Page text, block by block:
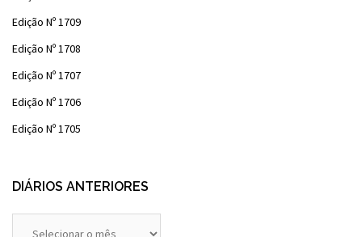
Edição Nº 1709
Edição Nº 1708
Edição Nº 1707
Edição Nº 1706
Edição Nº 1705
DIÁRIOS ANTERIORES